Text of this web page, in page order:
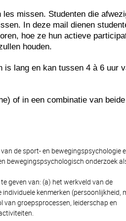
missen. Studenten die
In deze mail dienen
hoe ze hun actieve
houden.
is lang en kan tussen 4 à 6 uur
of in een combinatie van beide
de sport- en bewegingspsychologie
bewegingspsychologisch onderzoek
geven van: (a) het werkveld van de
kenmerken (persoonlijkheid,
van groepsprocessen, leiderschap en